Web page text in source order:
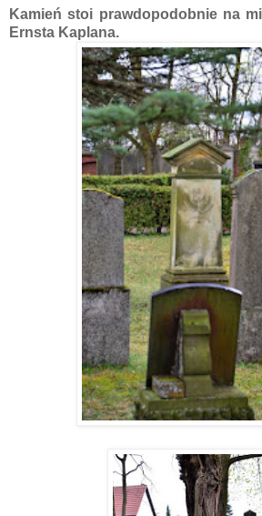
Kamień stoi prawdopodobnie na
Ernsta Kaplana.